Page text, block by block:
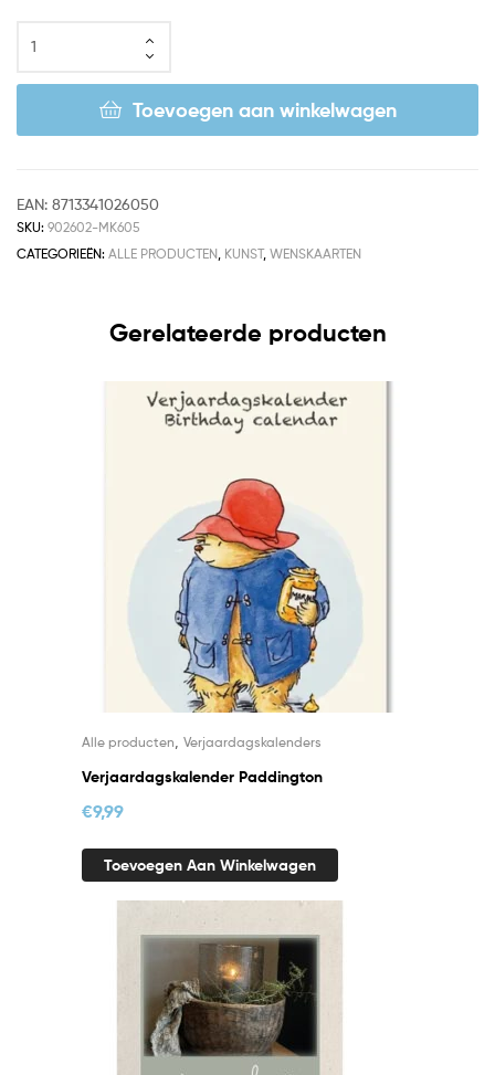
Toevoegen aan winkelwagen
EAN: 8713341026050
SKU: 902602-MK605
CATEGORIEËN: ALLE PRODUCTEN KUNST, WENSKAARTEN
Gerelateerde producten
Alle producten Verjaardagskalenders
Verjaardagskalender Paddington
€9,99
Toevoegen Aan Winkelwagen